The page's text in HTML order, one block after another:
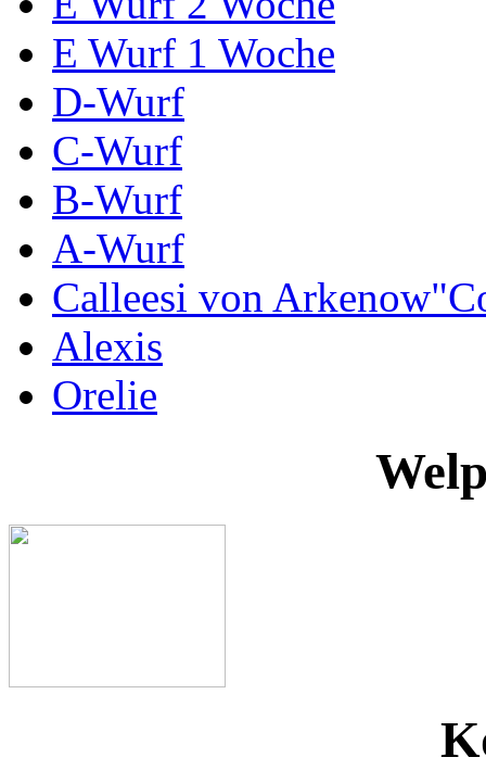
E Wurf 1 Woche
D-Wurf
C-Wurf
B-Wurf
A-Wurf
Calleesi von
Alexis
Orelie